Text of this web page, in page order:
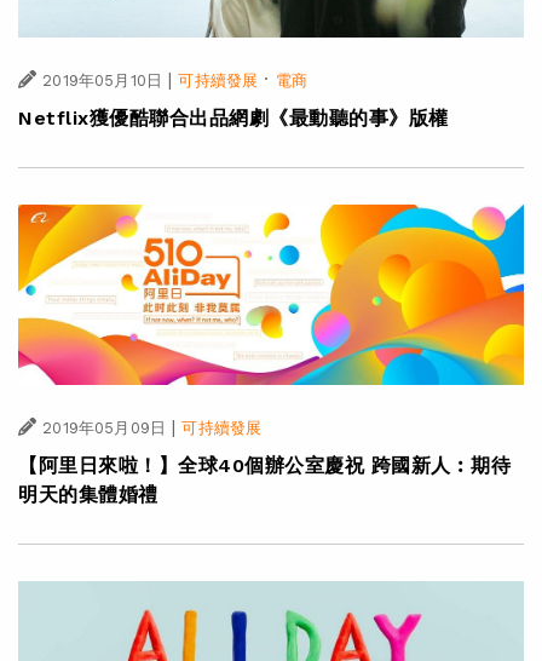
2019年05月10日 | 可持續發展 · 電商
Netflix獲優酷聯合出品網劇《最動聽的事》版權
2019年05月09日 | 可持續發展
【阿里日來啦！】全球40個辦公室慶祝 跨國新人︰期待
明天的集體婚禮